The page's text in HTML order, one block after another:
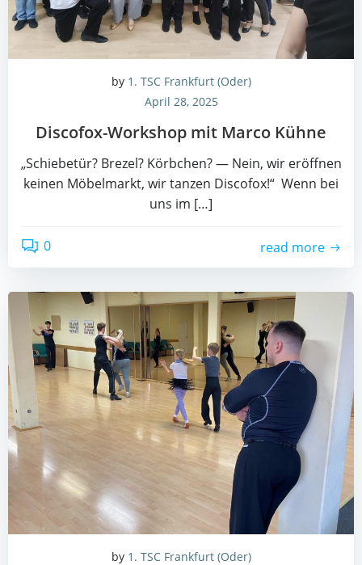
by 1. TSC Frankfurt (Oder)
April 28, 2025
Dis­co­fox-Work­shop mit Mar­co Kühne
„Schie­be­tür? Bre­zel? Körb­chen? — Nein, wir eröff­nen
kei­nen Möbel­markt, wir tan­zen Discofox!“ Wenn bei
uns im […]
0 read more
by 1. TSC Frankfurt (Oder)